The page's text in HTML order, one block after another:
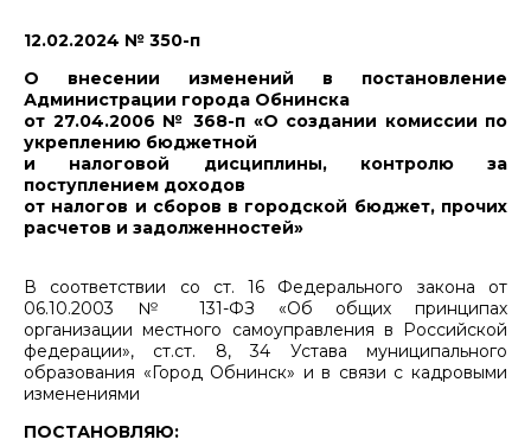
12.02.2024 № 350-п
О внесении изменений в постановление
Администрации города Обнинска
от 27.04.2006 № 368-п «О создании комиссии по
укреплению бюджетной
и налоговой дисциплины, контролю за
поступлением доходов
от налогов и сборов в городской бюджет, прочих
расчетов и задолженностей»
В соответствии со ст. 16 Федерального закона от
06.10.2003 № 131-ФЗ «Об общих принципах
организации местного самоуправления в Российской
федерации», ст.ст. 8, 34 Устава муниципального
образования «Город Обнинск» и в связи с кадровыми
изменениями
ПОСТАНОВЛЯЮ: